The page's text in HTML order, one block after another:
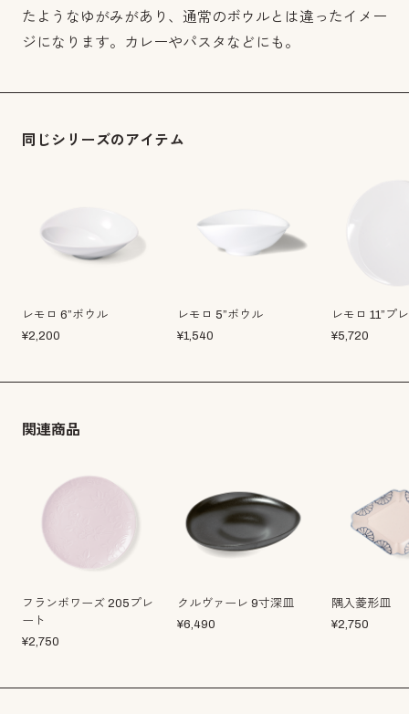
たようなゆがみがあり、通常のボウルとは違ったイメー
ジになります。カレーやパスタなどにも。
同じシリーズのアイテム
レモロ 6”ボウル
¥2,200
レモロ 5”ボウル
¥1,540
レモロ 11”プ
¥5,720
関連商品
フランボワーズ 205プレ
ート
¥2,750
クルヴァーレ 9寸深皿
¥6,490
隅入菱形皿
¥2,750